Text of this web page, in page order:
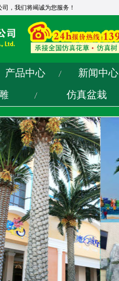
，我们将竭诚为您服务！
产品中心 新闻中心
仿真盆栽